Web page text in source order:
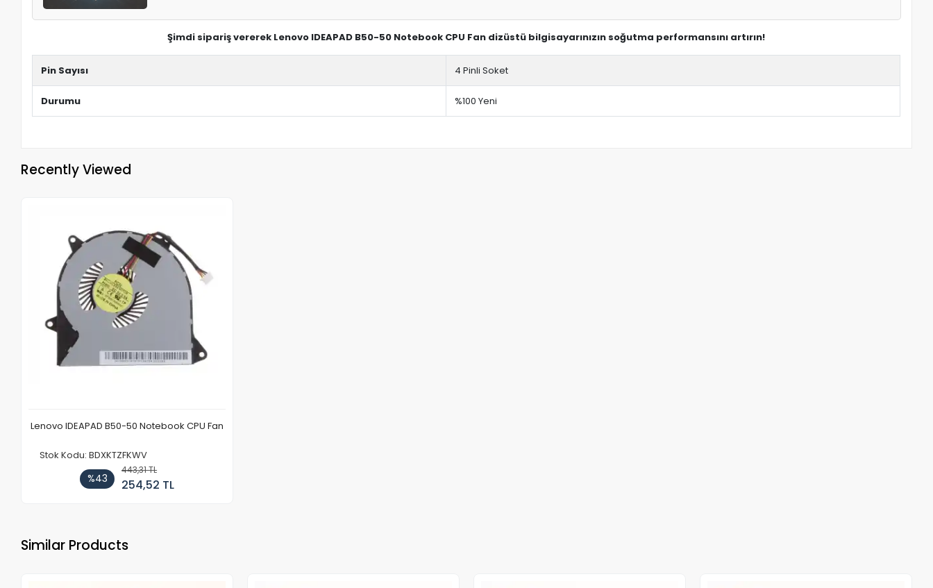
Şimdi sipariş vererek Lenovo IDEAPAD B50-50 Notebook CPU Fan dizüstü bilgisayarınızın soğutma performansını artırın!
Pin Sayısı 4 Pinli Soket
Durumu %100 Yeni
Recently Viewed
Lenovo IDEAPAD B50-50 Notebook CPU Fan
Stok Kodu: BDXKTZFKWV
%43
443,31 TL
254,52 TL
Similar Products